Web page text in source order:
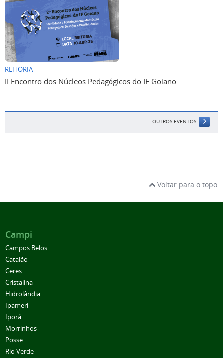
REITORIA
II Encontro dos Núcleos Pedagógicos do IF Goiano
OUTROS EVENTOS
Voltar para o topo
Campi
Campos Belos
Catalão
Ceres
Cristalina
Hidrolândia
Ipameri
Iporá
Morrinhos
Posse
Rio Verde